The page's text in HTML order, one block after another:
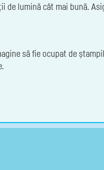
de lumină cât mai bună.
să fie ocupat de